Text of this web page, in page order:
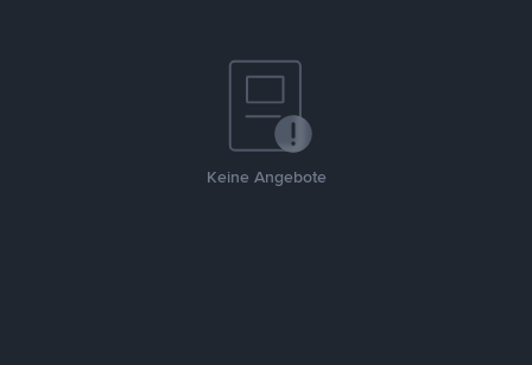
Keine Angebote